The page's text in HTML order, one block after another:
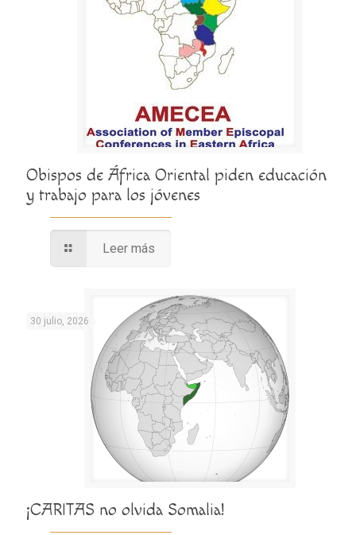
Obispos de África Oriental piden educación
y trabajo para los jóvenes
Leer más
30 julio, 2026
¡CARITAS no olvida Somalia!